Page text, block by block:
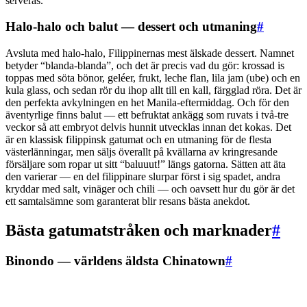
Halo-halo och balut — dessert och utmaning#
Avsluta med halo-halo, Filippinernas mest älskade dessert. Namnet
betyder “blanda-blanda”, och det är precis vad du gör: krossad is
toppas med söta bönor, geléer, frukt, leche flan, lila jam (ube) och en
kula glass, och sedan rör du ihop allt till en kall, färgglad röra. Det är
den perfekta avkylningen en het Manila-eftermiddag. Och för den
äventyrlige finns balut — ett befruktat ankägg som ruvats i två-tre
veckor så att embryot delvis hunnit utvecklas innan det kokas. Det
är en klassisk filippinsk gatumat och en utmaning för de flesta
västerlänningar, men säljs överallt på kvällarna av kringresande
försäljare som ropar ut sitt “baluuut!” längs gatorna. Sätten att äta
den varierar — en del filippinare slurpar först i sig spadet, andra
kryddar med salt, vinäger och chili — och oavsett hur du gör är det
ett samtalsämne som garanterat blir resans bästa anekdot.
Bästa gatumatstråken och marknader#
Binondo — världens äldsta Chinatown#